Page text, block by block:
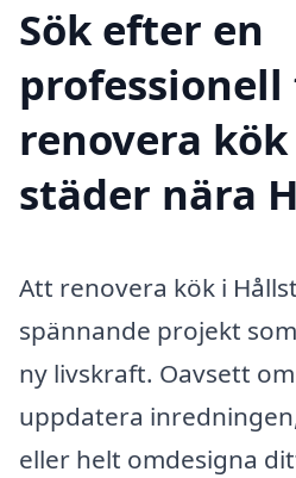
Sök efter en
professionell
renovera
städer nära
Att renovera kök i
spännande projekt
ny livskraft. Oavsett
uppdatera
eller helt omdesigna